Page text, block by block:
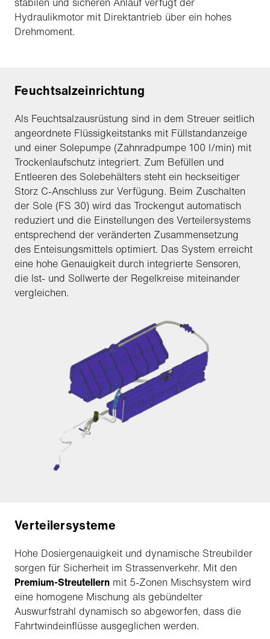
Hydraulikmotor mit Direktantrieb über ein hohes
Drehmoment.
Feuchtsalzeinrichtung
Als Feuchtsalzausrüstung sind in dem Streuer seitlich
angeordnete Flüssigkeitstanks mit Füllstandanzeige
und einer Solepumpe (Zahnradpumpe 100 l/min) mit
Trockenlaufschutz integriert. Zum Befüllen und
Entleeren des Solebehälters steht ein heckseitiger
Storz C-Anschluss zur Verfügung. Beim Zuschalten
der Sole (FS 30) wird das Trockengut automatisch
reduziert und die Einstellungen des Verteilersystems
entsprechend der veränderten Zusammensetzung
des Enteisungsmittels optimiert. Das System erreicht
eine hohe Genauigkeit durch integrierte Sensoren,
die Ist- und Sollwerte der Regelkreise miteinander
vergleichen.
Verteilersysteme
Hohe Dosiergenauigkeit und dynamische Streubilder
sorgen für Sicherheit im Strassenverkehr. Mit den
Premium-Streutellern mit 5-Zonen Mischsystem wird
eine homogene Mischung als gebündelter
Auswurfstrahl dynamisch so abgeworfen, dass die
Fahrtwindeinflüsse ausgeglichen werden.